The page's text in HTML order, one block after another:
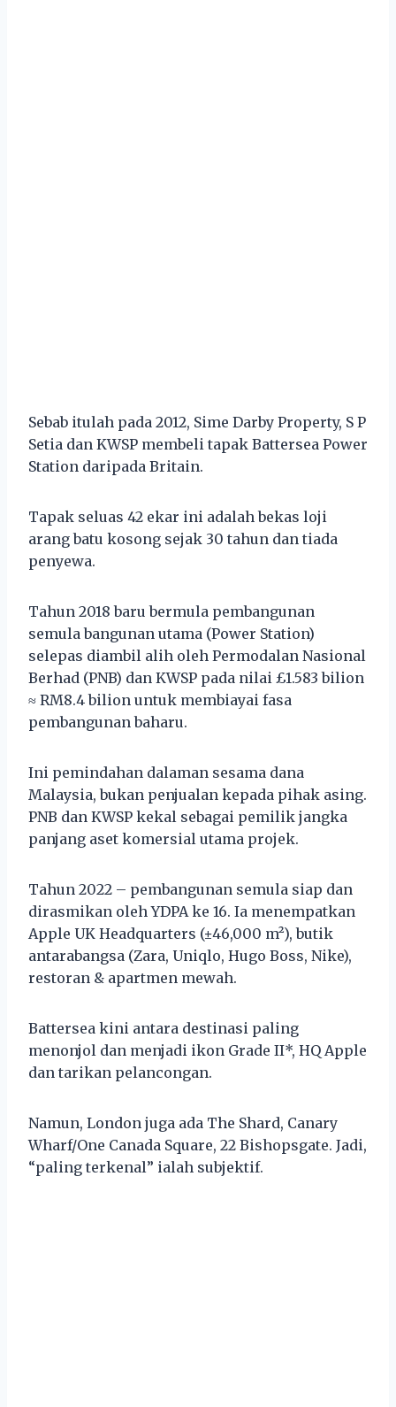
Sebab itulah pada 2012, Sime Darby Property, S P
Setia dan KWSP membeli tapak Battersea Power
Station daripada Britain.
Tapak seluas 42 ekar ini adalah bekas loji
arang batu kosong sejak 30 tahun dan tiada
penyewa.
Tahun 2018 baru bermula pembangunan
semula bangunan utama (Power Station)
selepas diambil alih oleh Permodalan Nasional
Berhad (PNB) dan KWSP pada nilai £1.583 bilion
≈ RM8.4 bilion untuk membiayai fasa
pembangunan baharu.
Ini pemindahan dalaman sesama dana
Malaysia, bukan penjualan kepada pihak asing.
PNB dan KWSP kekal sebagai pemilik jangka
panjang aset komersial utama projek.
Tahun 2022 – pembangunan semula siap dan
dirasmikan oleh YDPA ke 16. Ia menempatkan
Apple UK Headquarters (±46,000 m²), butik
antarabangsa (Zara, Uniqlo, Hugo Boss, Nike),
restoran & apartmen mewah.
Battersea kini antara destinasi paling
menonjol dan menjadi ikon Grade II*, HQ Apple
dan tarikan pelancongan.
Namun, London juga ada The Shard, Canary
Wharf/One Canada Square, 22 Bishopsgate. Jadi,
“paling terkenal” ialah subjektif.